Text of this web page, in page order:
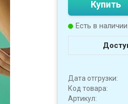
Купить
Есть в наличии
Дата отгрузки:
Код товара:
Артикул: